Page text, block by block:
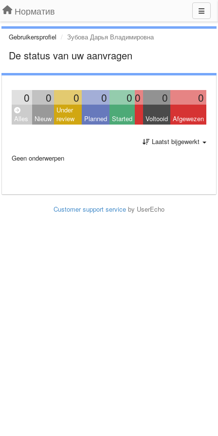
Норматив
Gebruikersprofiel Зубова Дарья Владимировна
De status van uw aanvragen
0 0 0 0 0 0 0 0
Alles Nieuw
Under
review
Planned Started Voltooid Afgewezen
Laatst bijgewerkt
Geen onderwerpen
Customer support service by UserEcho